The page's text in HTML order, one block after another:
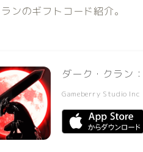
ンのギフトコード紹介。
ダーク・クラン
Gameberry Studio Inc